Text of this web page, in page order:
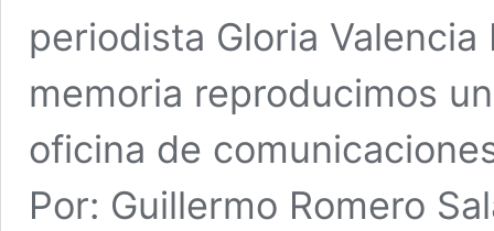
periodista Gloria
memoria reproducimos
oficina de
Por: Guillermo Romero